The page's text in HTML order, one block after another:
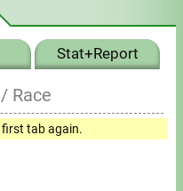
Stat+Report
Race
first tab again.